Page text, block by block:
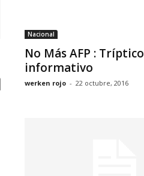
Nacional
No Más AFP : Tríptico
informativo
werken rojo - 22 octubre, 2016